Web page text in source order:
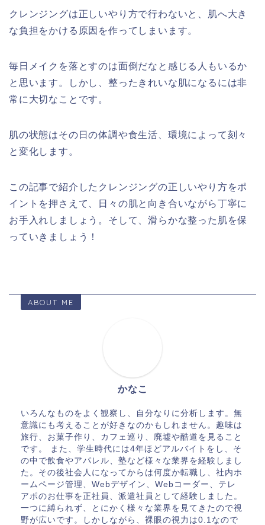
クレンジングは正しいやり方で行わないと、肌へ大き
な負担をかける原因を作ってしまいます。
毎日メイクを落とすのは面倒だなと感じる人もいるか
と思います。しかし、整ったきれいな肌になるには非
常に大切なことです。
肌の状態はその日の体調や食生活、環境によって刻々
と変化します。
この記事で紹介したクレンジングの正しいやり方をポ
イントを押さえて、日々の肌と向き合いながら丁寧に
お手入れしましょう。そして、滑らかな整った肌を保
っていきましょう！
ABOUT ME
かなこ
いろんなものをよく観察し、自分なりに分析します。無
意識にも考えることが好きなのかもしれません。趣味は
旅行、お菓子作り、カフェ巡り、廃墟や酷道を見ること
です。 また、学生時代には4年ほどアルバイトをし、そ
の中で飲食やアパレル、塾など様々な業界を経験しまし
た。その後社会人になってからは何度か転職し、社内ホ
ームページ管理、Webデザイン、Webコーダー、テレ
アポのお仕事を正社員、派遣社員として経験しました。
一つに縛られず、とにかく様々な業界を見てきたので視
野が広いです。しかしながら、裸眼の視力は0.1なので